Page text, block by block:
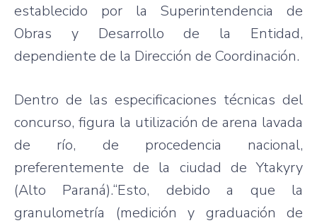
establecido por la Superintendencia de
Obras y Desarrollo de la Entidad,
dependiente de la Dirección de Coordinación.
Dentro de las especificaciones técnicas del
concurso, figura la utilización de arena lavada
de río, de procedencia nacional,
preferentemente de la ciudad de Ytakyry
(Alto Paraná).“Esto, debido a que la
granulometría (medición y graduación de